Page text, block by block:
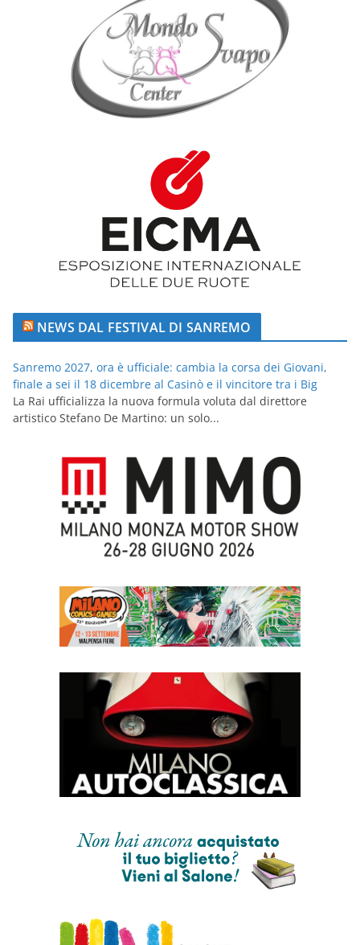
NEWS DAL FESTIVAL DI SANREMO
Sanremo 2027, ora è ufficiale: cambia la corsa dei Giovani,
finale a sei il 18 dicembre al Casinò e il vincitore tra i Big
La Rai ufficializza la nuova formula voluta dal direttore
artistico Stefano De Martino: un solo...